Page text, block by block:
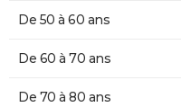
De 50 à 60 ans
De 60 à 70 ans
De 70 à 80 ans